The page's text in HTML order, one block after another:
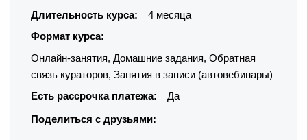
Длительность курса:
4 месяца
Формат курса:
Онлайн-занятия, Домашние задания, Обратная
связь кураторов, Занятия в записи (автовебинары)
Есть рассрочка платежа:
Да
Поделиться с друзьями: